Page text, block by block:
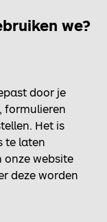
we?
door je
formulieren
Het is
te laten
onze website
deze worden